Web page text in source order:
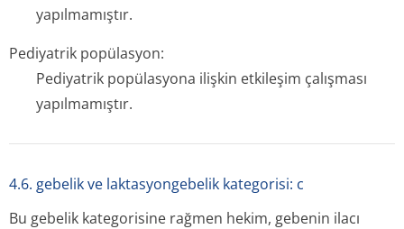
yapılmamıştır.
Pediyatrik popülasyon:
Pediyatrik popülasyona ilişkin etkileşim çalışması
yapılmamıştır.
4.6. gebelik ve laktasyongebelik kategorisi: c
Bu gebelik kategorisine rağmen hekim, gebenin ilacı